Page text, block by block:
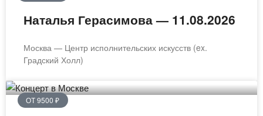
Наталья Герасимова — 11.08.2026
Москва — Центр исполнительских искусств (ex.
Градский Холл)
ОТ 9500 ₽